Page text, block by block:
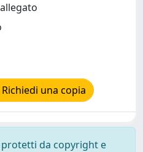
Richiedi una copia
da copyright e